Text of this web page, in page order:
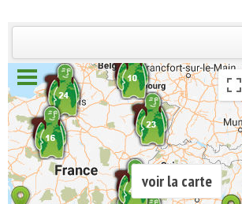
INSCRIVEZ-VOUS | ABONNEZ-VOUS
voir la carte